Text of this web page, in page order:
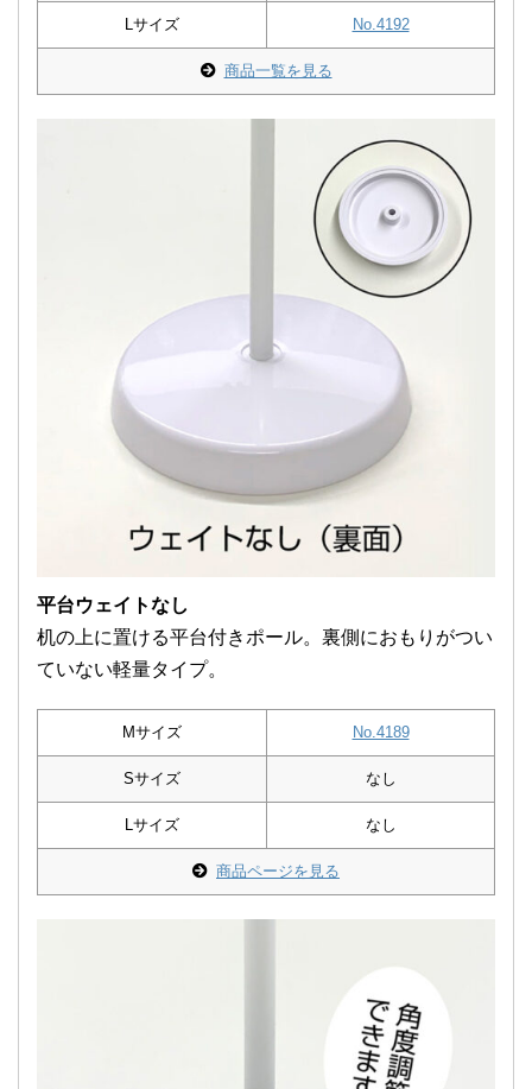
Lサイズ No.4192
商品一覧を見る
平台ウェイトなし
机の上に置ける平台付きポール。裏側におもりがつい
ていない軽量タイプ。
Mサイズ No.4189
Sサイズ なし
Lサイズ なし
商品ページを見る